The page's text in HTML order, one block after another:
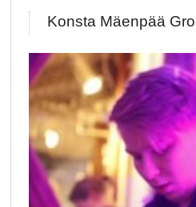
Konsta Mäenpää